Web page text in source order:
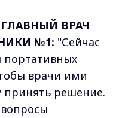
ВРАЧ
№1: "Сейчас
врачи ими
принять решение.